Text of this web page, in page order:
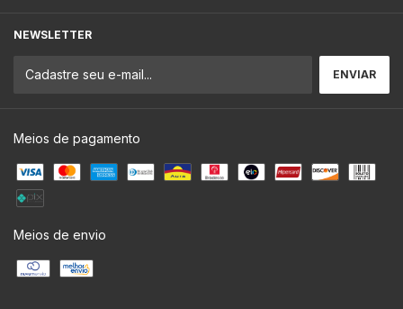
NEWSLETTER
Meios de pagamento
Meios de envio